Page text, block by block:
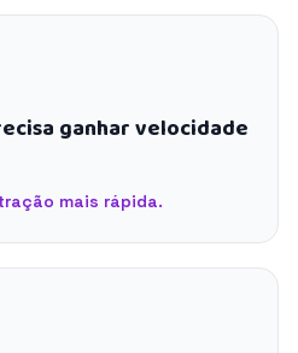
ganhar velocidade
mais rápida.